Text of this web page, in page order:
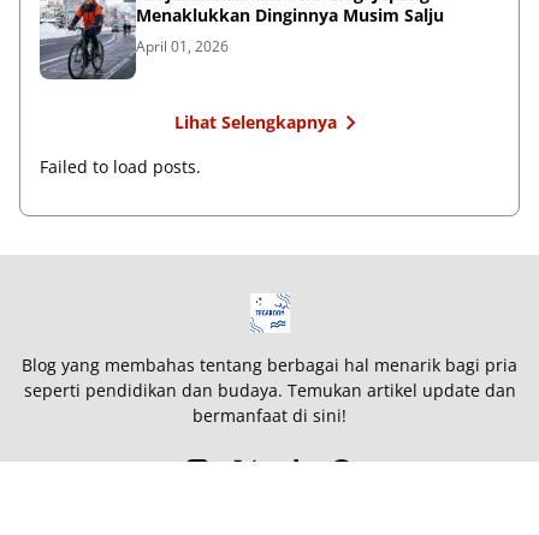
Menaklukkan Dinginnya Musim Salju
April 01, 2026
Lihat Selengkapnya
Failed to load posts.
Blog yang membahas tentang berbagai hal menarik bagi pria
seperti pendidikan dan budaya. Temukan artikel update dan
bermanfaat di sini!